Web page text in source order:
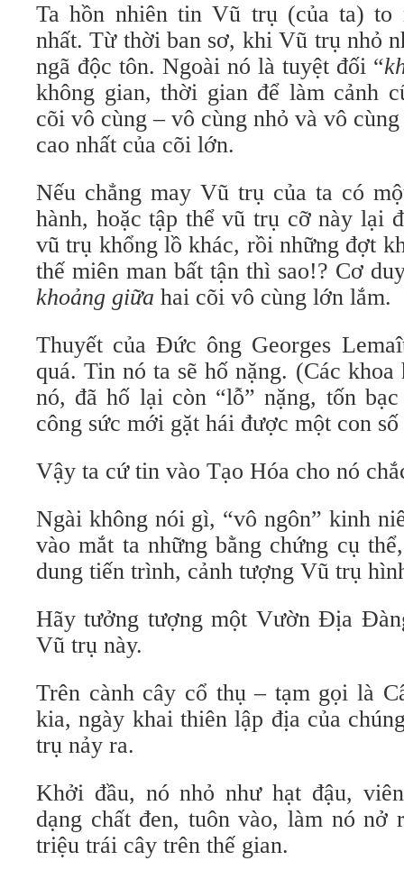
Ta hồn nhiên tin Vũ trụ (của ta) to
nhất. Từ thời ban sơ, khi Vũ trụ nhỏ
ngã độc tôn. Ngoài nó là tuyệt đối “
không gian, thời gian để làm cảnh
cõi vô cùng – vô cùng nhỏ và vô
cao nhất của cõi lớn.
Nếu chẳng may Vũ trụ của ta có
hành, hoặc tập thể vũ trụ cỡ này lại
vũ trụ khổng lồ khác, rồi những đợt
thế miên man bất tận thì sao!? Cơ
khoảng giữa hai cõi vô cùng lớn lắm.
Thuyết của Đức ông Georges
quá. Tin nó ta sẽ hố nặng. (Các
nó, đã hố lại còn “lỗ” nặng, tốn
công sức mới gặt hái được một con
Vậy ta cứ tin vào Tạo Hóa cho nó
Ngài không nói gì, “vô ngôn” kinh
vào mắt ta những bằng chứng cụ
dung tiến trình, cảnh tượng Vũ trụ
Hãy tưởng tượng một Vườn Địa
Vũ trụ này.
Trên cành cây cổ thụ – tạm gọi là
kia, ngày khai thiên lập địa của
trụ nảy ra.
Khởi đầu, nó nhỏ như hạt đậu,
dạng chất đen, tuôn vào, làm nó nở
triệu trái cây trên thế gian.